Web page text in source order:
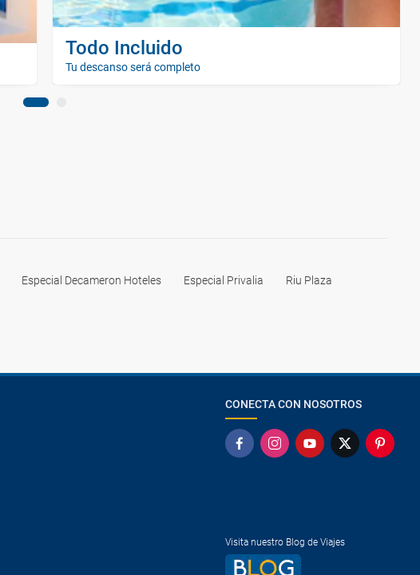
Todo Incluido
Tu descanso será completo
Especial Decameron Hoteles Especial Privalia
Riu Plaza
CONECTA CON NOSOTROS
Visita nuestro Blog de Viajes